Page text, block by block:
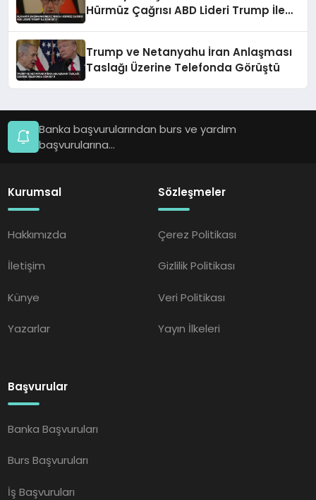
Hürmüz Çağrısı ABD Lideri Trump İle
Trump ve Netanyahu İran Anlaşması
Taslağı Üzerine Telefonda Görüştü
Banka başvurularından burs ve yardım
başvurularına...
Kurumsal
Hakkımızda
İletişim
Künye
Yazarlar
Sözleşmeler
Çerez Politikası
Gizlilik Politikası
Veri Politikası
Yayın İlkeleri
Başvurular
Banka Başvuruları
Burs Başvuruları
İş Başvuruları